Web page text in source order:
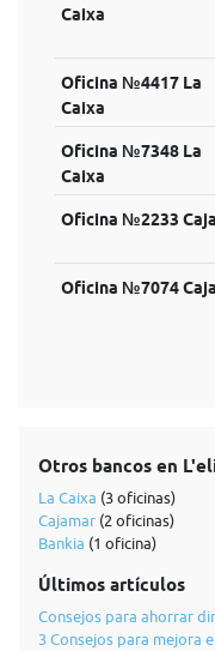
Caixa
Oficina №4417 La
Caixa
Oficina №7348 La
Caixa
Oficina №2233
Oficina №7074
Otros bancos en
La Caixa (3 oficinas)
Cajamar (2 oficinas)
Bankia (1 oficina)
Últimos artículos
Consejos para ahorrar
3 Consejos para mejora